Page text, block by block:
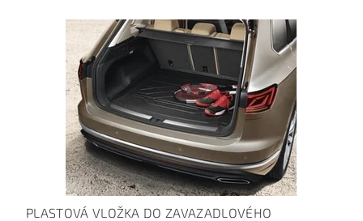
PLASTOVÁ VLOŽKA DO ZAVAZADLOVÉHO